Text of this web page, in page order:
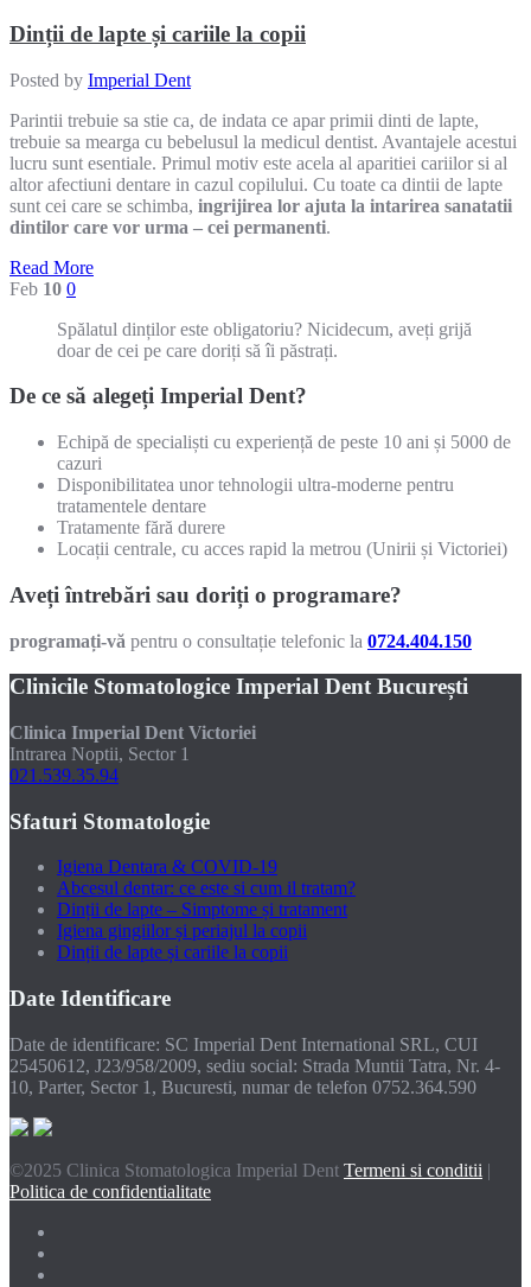
Dinții de lapte și cariile la copii
Posted by Imperial Dent
Parintii trebuie sa stie ca, de indata ce apar primii dinti de lapte,
trebuie sa mearga cu bebelusul la medicul dentist. Avantajele acestui
lucru sunt esentiale. Primul motiv este acela al aparitiei cariilor si al
altor afectiuni dentare in cazul copilului. Cu toate ca dintii de lapte
sunt cei care se schimba, ingrijirea lor ajuta la intarirea sanatatii
dintilor care vor urma – cei permanenti.
Read More
Feb 10 0
Spălatul dinților este obligatoriu? Nicidecum, aveți grijă
doar de cei pe care doriți să îi păstrați.
De ce să alegeți Imperial Dent?
Echipă de specialiști cu experiență de peste 10 ani și 5000 de
cazuri
Disponibilitatea unor tehnologii ultra-moderne pentru
tratamentele dentare
Tratamente fără durere
Locații centrale, cu acces rapid la metrou (Unirii și Victoriei)
Aveți întrebări sau doriți o programare?
programați-vă pentru o consultație telefonic la 0724.404.150
Clinicile Stomatologice Imperial Dent București
Clinica Imperial Dent Victoriei
Intrarea Noptii, Sector 1
021.539.35.94
Sfaturi Stomatologie
Igiena Dentara & COVID-19
Abcesul dentar: ce este si cum il tratam?
Dinții de lapte – Simptome și tratament
Igiena gingiilor și periajul la copii
Dinții de lapte și cariile la copii
Date Identificare
Date de identificare: SC Imperial Dent International SRL, CUI
25450612, J23/958/2009, sediu social: Strada Muntii Tatra, Nr. 4-
10, Parter, Sector 1, Bucuresti, numar de telefon 0752.364.590
©2025 Clinica Stomatologica Imperial Dent Termeni si conditii |
Politica de confidentialitate